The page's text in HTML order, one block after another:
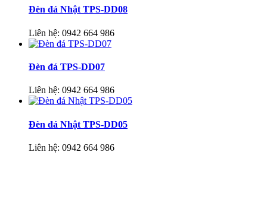
Đèn đá Nhật TPS-DD08
Liên hệ: 0942 664 986
Đèn đá TPS-DD07
Liên hệ: 0942 664 986
Đèn đá Nhật TPS-DD05
Liên hệ: 0942 664 986